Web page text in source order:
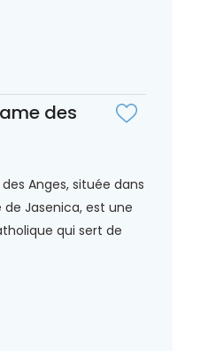
des
Anges, située dans
Jasenica, est une
qui sert de